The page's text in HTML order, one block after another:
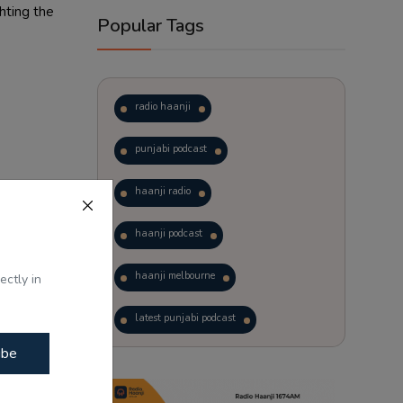
in
the
Popular Tags
radio haanji
punjabi podcast
haanji radio
haanji podcast
haanji melbourne
latest punjabi podcast